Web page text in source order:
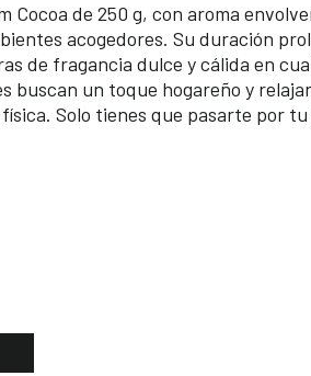
Cocoa de 250 g, con aroma
acogedores. Su duración
de fragancia dulce y cálida en
buscan un toque hogareño y
Solo tienes que pasarte por